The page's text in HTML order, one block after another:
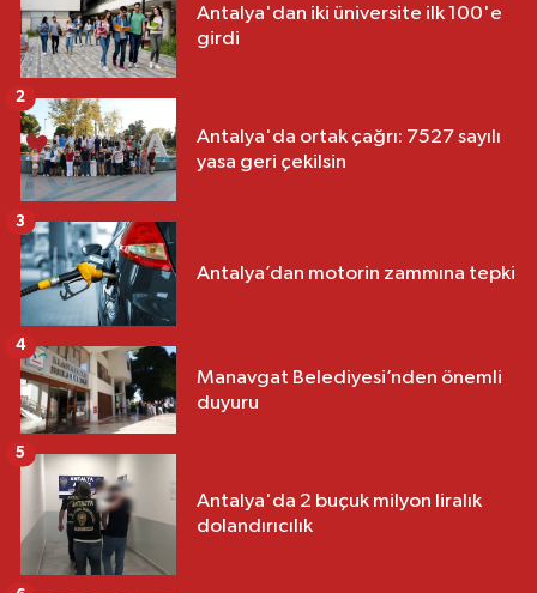
Antalya'dan iki üniversite ilk 100'e
girdi
Antalya'da ortak çağrı: 7527 sayılı
yasa geri çekilsin
2
Antalya’dan motorin zammına tepki
3
Manavgat Belediyesi’nden önemli
duyuru
4
Antalya'da 2 buçuk milyon liralık
dolandırıcılık
5